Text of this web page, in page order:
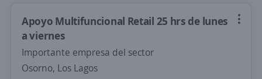
Apoyo Multifuncional Retail 25 hrs de lunes
a viernes
Importante empresa del sector
Osorno, Los Lagos